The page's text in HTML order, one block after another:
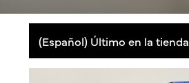
(Español) Último en la tienda